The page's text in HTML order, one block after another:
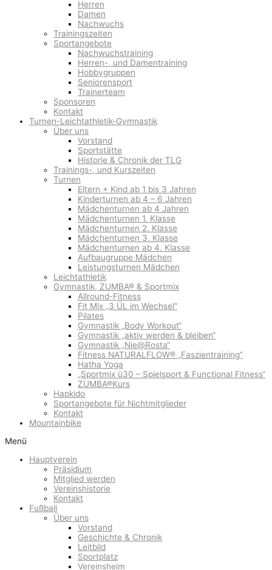
Herren
Damen
Nachwuchs
Trainingszeiten
Sportangebote
Nachwuchstraining
Herren-, und Damentraining
Hobbygruppen
Seniorensport
Trainerteam
Sponsoren
Kontakt
Turnen-Leichtathletik-Gymnastik
Über uns
Vorstand
Sportstätte
Historie & Chronik der TLG
Trainings-, und Kurszeiten
Turnen
Eltern + Kind ab 1 bis 3 Jahren
Kinderturnen ab 4 – 6 Jahren
Mädchenturnen ab 4 Jahren
Mädchenturnen 1. Klasse
Mädchenturnen 2. Klasse
Mädchenturnen 3. Klasse
Mädchenturnen ab 4. Klasse
Aufbaugruppe Mädchen
Leistungsturnen Mädchen
Leichtathletik
Gymnastik, ZUMBA® & Sportmix
Allround-Fitness
Fit Mix „3 ÜL im Wechsel“
Pilates
Gymnastik „Body Workout“
Gymnastik „aktiv werden & bleiben“
Gymnastik „Nie@Rosta“
Fitness NATURALFLOW® „Faszientraining”
Hatha Yoga
„Sportmix ü30 – Spielsport & Functional Fitness“
ZUMBA®Kurs
Hapkido
Sportangebote für Nichtmitglieder
Kontakt
Mountainbike
Menü
Hauptverein
Präsidium
Mitglied werden
Vereinshistorie
Kontakt
Fußball
Über uns
Vorstand
Geschichte & Chronik
Leitbild
Sportplatz
Vereinsheim